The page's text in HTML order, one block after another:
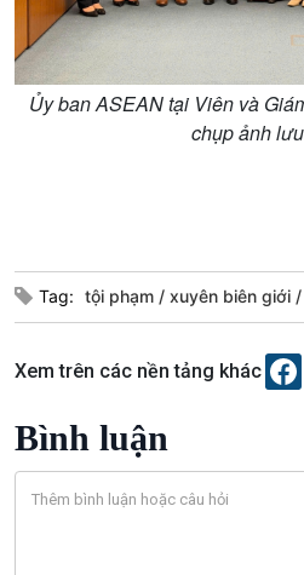
Podcast
Ủy ban ASEAN tại Viên và
chụp ảnh
Tag: tội phạm xuyên biên giới
Xem trên các nền tảng khác
Bình luận